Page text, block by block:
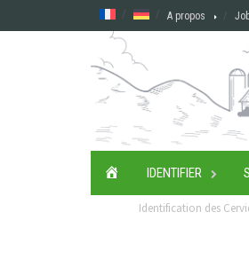
to
A propos
ACCUEILIDENTIFIER
Identification des